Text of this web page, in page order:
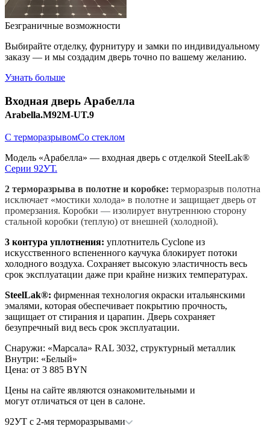
Безграничные возможности
Выбирайте отделку, фурнитуру и замки по индивидуальному
заказу — и мы создадим дверь точно по вашему желанию.
Узнать больше
Входная дверь Арабелла
Arabella.M92M-UT.9
С терморазрывомСо стеклом
Модель «Арабелла» — входная дверь с отделкой SteelLak®
Серии 92УТ.
2 терморазрыва в полотне и коробке: терморазрыв полотна
исключает «мостики холода» в полотне и защищает дверь от
промерзания. Коробки — изолирует внутреннюю сторону
стальной коробки (теплую) от внешней (холодной).
3 контура уплотнения: уплотнитель Cyclone из
искусственного вспененного каучука блокирует потоки
холодного воздуха. Сохраняет высокую эластичность весь
срок эксплуатации даже при крайне низких температурах.
SteelLak®: фирменная технология окраски итальянскими
эмалями, которая обеспечивает покрытию прочность,
защищает от стирания и царапин. Дверь сохраняет
безупречный вид весь срок эксплуатации.
Снаружи: «Марсала» RAL 3032, структурный металлик
Внутри: «Белый»
Цена: от 3 885 BYN
Цены на сайте являются ознакомительными и
могут отличаться от цен в салоне.
92УТ с 2-мя терморазрывами